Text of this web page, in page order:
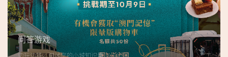
问答游戏
边玩边答，测试您的小城知识量